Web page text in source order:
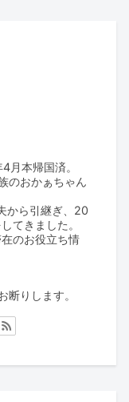
月本帰国済。
のおかぁちゃん
から引継ぎ、20
てきました。
のお役立ち情
断りします。